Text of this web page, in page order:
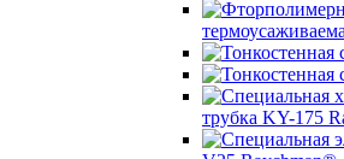
трубка KY-175